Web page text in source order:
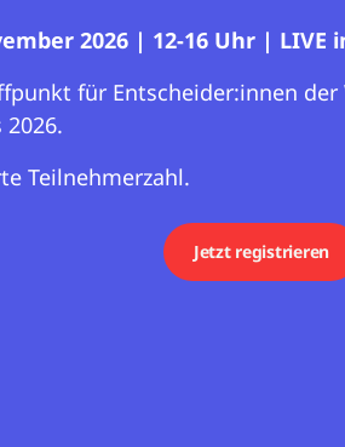
2026 | 12-16 Uhr | LIVE
für Entscheider:innen der
2026.
Teilnehmerzahl.
Jetzt registrieren